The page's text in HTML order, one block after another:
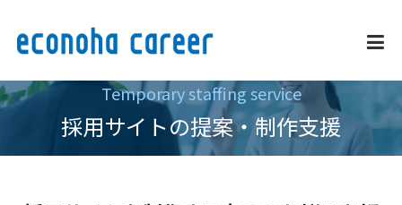
Temporary staffing service
採用サイトの提案・制作支援